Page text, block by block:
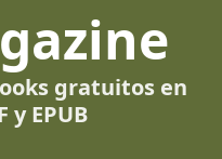
gratuitos en
y EPUB